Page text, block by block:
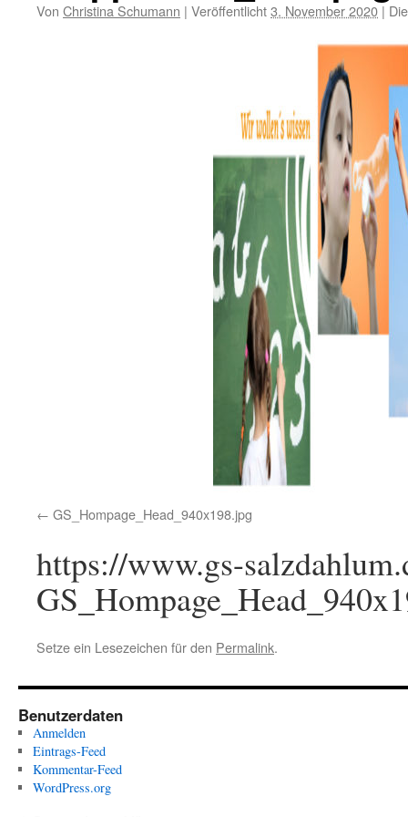
Von Christina Schumann | Veröffentlicht3. November 2020 |
GS_Hompage_Head_940x198.jpg
https://www.gs-
Setze ein Lesezeichen für den Permalink.
Benutzerdaten
Anmelden
Eintrags-Feed
Kommentar-Feed
WordPress.org